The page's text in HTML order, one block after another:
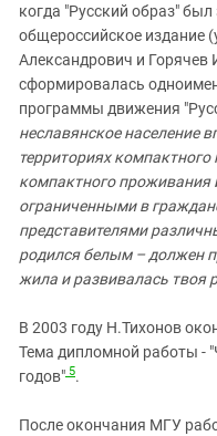
когда "Русский образ"
общероссийское издание
Александрович и Горячев
сформировалась
программы движения
неславянское население
территориях
компактного проживания
ограниченными в
представителями
родился белым – должен
жила и развивалась твоя
В 2003 году Н.Тихонов
Тема дипломной работы -
годов" 5.
После окончания МГУ